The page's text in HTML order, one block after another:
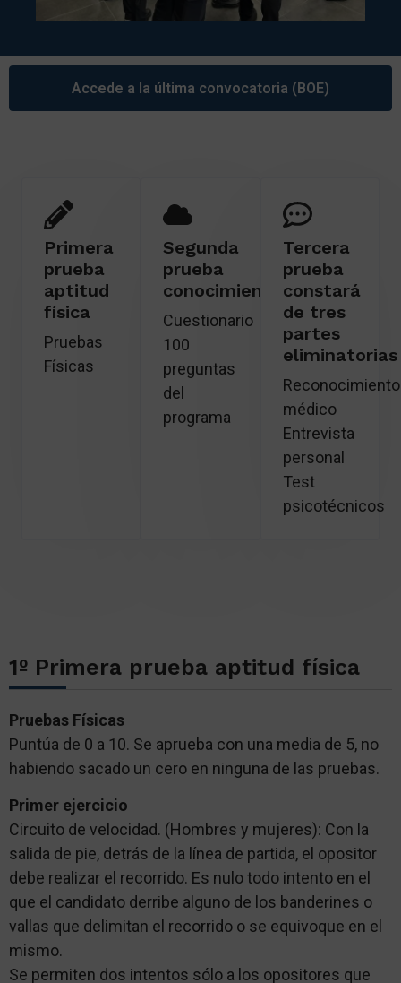
Accede a la última convocatoria (BOE)
Primera
prueba
aptitud
física
Pruebas
Físicas
Segunda
prueba
conocimientos
Cuestionario
100
preguntas
del
programa
Tercera
prueba
constará
de tres
partes
eliminatorias
Reconocimiento
médico
Entrevista
personal
Test
psicotécnicos
1º Primera prueba aptitud física
Pruebas Físicas
Puntúa de 0 a 10. Se aprueba con una media de 5, no
habiendo sacado un cero en ninguna de las pruebas.
Primer ejercicio
Circuito de velocidad. (Hombres y mujeres): Con la
salida de pie, detrás de la línea de partida, el opositor
debe realizar el recorrido. Es nulo todo intento en el
que el candidato derribe alguno de los banderines o
vallas que delimitan el recorrido o se equivoque en el
mismo.
Se permiten dos intentos sólo a los opositores que